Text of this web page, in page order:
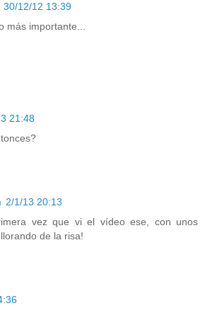
30/12/12 13:39
más importante...
21:48
2/1/13 20:13
vez que vi el vídeo ese, con unos
de la risa!